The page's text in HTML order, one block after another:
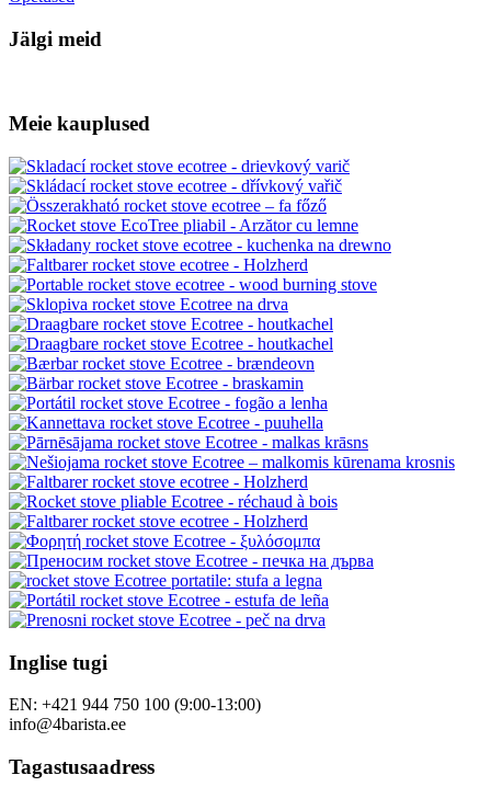
Jälgi meid
Meie kauplused
Inglise tugi
EN: +421 944 750 100 (9:00-13:00)
info@4barista.ee
Tagastusaadress